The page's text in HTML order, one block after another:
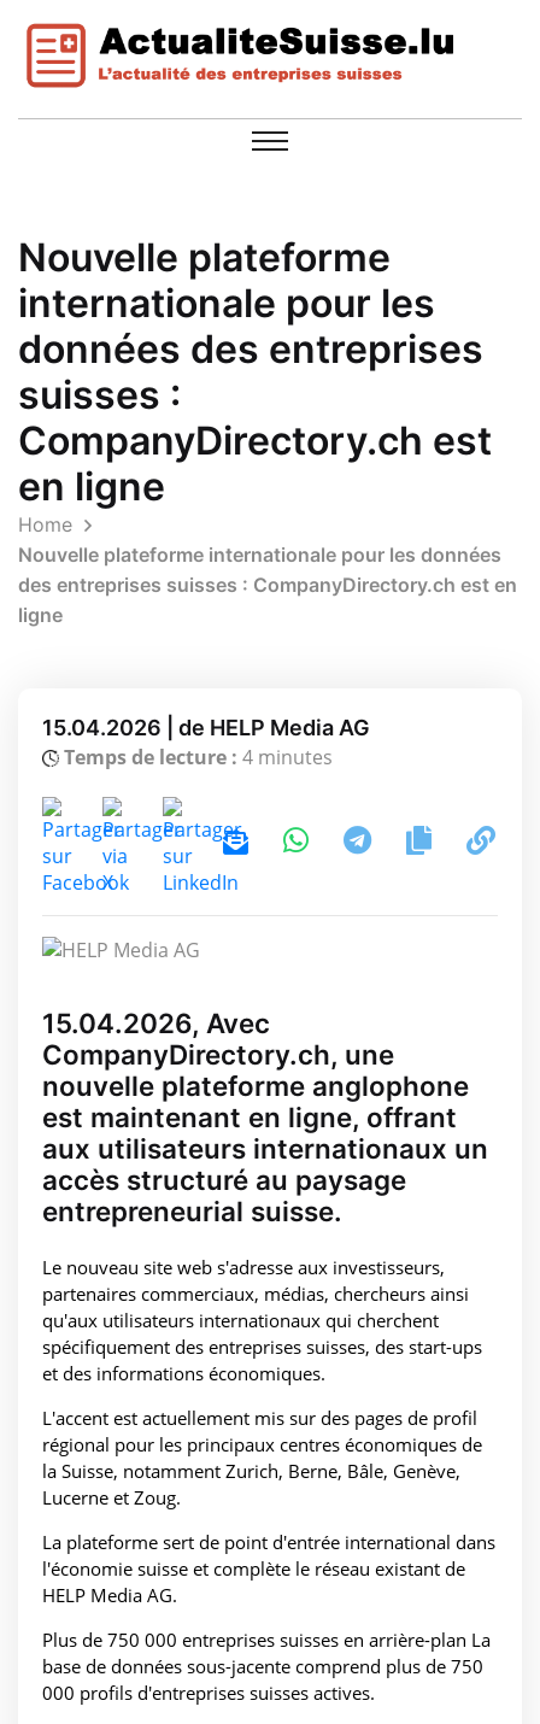
Nouvelle plateforme
internationale pour les
données des entreprises
suisses :
CompanyDirectory.ch est
en ligne
Home
Nouvelle plateforme internationale pour les données
des entreprises suisses : CompanyDirectory.ch est en
ligne
15.04.2026 | de HELP Media AG
Temps de lecture : 4 minutes
15.04.2026, Avec
CompanyDirectory.ch, une
nouvelle plateforme anglophone
est maintenant en ligne, offrant
aux utilisateurs internationaux un
accès structuré au paysage
entrepreneurial suisse.
Le nouveau site web s'adresse aux investisseurs,
partenaires commerciaux, médias, chercheurs ainsi
qu'aux utilisateurs internationaux qui cherchent
spécifiquement des entreprises suisses, des start-ups
et des informations économiques.
L'accent est actuellement mis sur des pages de profil
régional pour les principaux centres économiques de
la Suisse, notamment Zurich, Berne, Bâle, Genève,
Lucerne et Zoug.
La plateforme sert de point d'entrée international dans
l'économie suisse et complète le réseau existant de
HELP Media AG.
Plus de 750 000 entreprises suisses en arrière-plan La
base de données sous-jacente comprend plus de 750
000 profils d'entreprises suisses actives.